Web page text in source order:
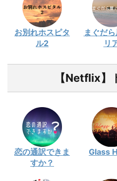
お別れホスピタ
ル2
まぐだ
リ
【Netflix】
恋の通訳できま
すか？
Glass